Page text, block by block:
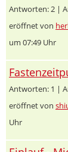
Antworten: 2 |
eröffnet von
um 07:49 Uhr
Antworten: 1 |
eröffnet von
Uhr